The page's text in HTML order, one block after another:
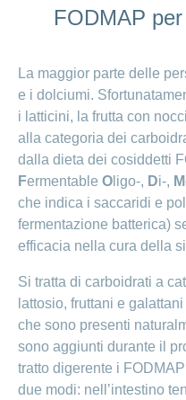
FODMAP
La maggior parte delle
e i dolciumi.
i latticini, la frutta con
alla categoria dei
dalla dieta dei cosiddetti
Fermentable O ligo-, Di-, M
che indica i saccaridi e
fermentazione batterica)
efficacia nella cura della
Si tratta di carboidrati a
lattosio, fruttani e
che sono presenti
sono aggiunti durante il
tratto digerente i
due modi: nell’intestino